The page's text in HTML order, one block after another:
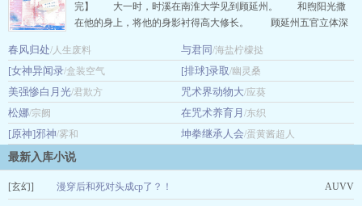
完】 大一时，时溪在南淮大学见到顾延州。 和煦阳光撒
在他的身上，将他的身影衬得高大修长。 顾延州五官立体深
成绩常年霸榜第一。 身边很少人知道，时溪跟他有过一段
情。 她喜欢乖点的男朋友。 顾延州不是。 少年桀骜
不羁，凶戾冷傲，性子偏执又霸道，即使在一起了，也从不对她
服软…
春风归处/人生废料 与君同/海盐柠檬挞
[女神异闻录/盒装空气 [排球]录取/幽灵桑
美强惨白月光/君欺方 咒术界动物大/应葵
松娜/宗阙 在咒术养育月 /东织
[原神]邪神/雾和 坤拳继承人会/蛋黄酱超人
最新入库小说
[玄幻] 漫穿后和死对头成cp了？！ AUVV